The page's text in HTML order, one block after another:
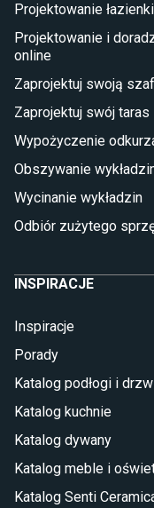
Płytki na balkon
Lampy stojące LED
Płytki
Płytki Cersanit
Płytki wielkoformatowe
Glazura
Płytki marmurowe
Projektowanie łazienki
Projektowanie i
online
Zaprojektuj swoją
Zaprojektuj swój taras
Wypożyczenie
Obszywanie
Wycinanie wykładzin
Odbiór zużytego
INSPIRACJE
Inspiracje
Porady
Katalog podłogi i
Katalog kuchnie
Katalog dywany
Katalog meble i
Katalog Senti